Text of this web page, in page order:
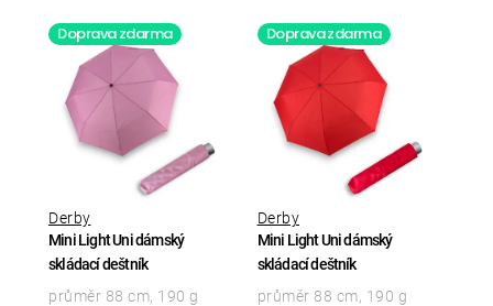
Doprava zdarma
Mini Light Uni dámský
skládací deštník
Derby
průměr 88 cm, 190 g
Doprava zdarma
Mini Light Uni dámský
skládací deštník
Derby
průměr 88 cm, 190 g